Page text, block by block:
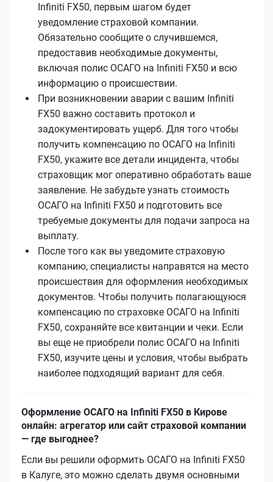
Infiniti FX50, первым шагом будет
уведомление страховой компании.
Обязательно сообщите о случившемся,
предоставив необходимые документы,
включая полис ОСАГО на Infiniti FX50 и всю
информацию о происшествии.
При возникновении аварии с вашим Infiniti
FX50 важно составить протокол и
задокументировать ущерб. Для того чтобы
получить компенсацию по ОСАГО на Infiniti
FX50, укажите все детали инцидента, чтобы
страховщик мог оперативно обработать ваше
заявление. Не забудьте узнать стоимость
ОСАГО на Infiniti FX50 и подготовить все
требуемые документы для подачи запроса на
выплату.
После того как вы уведомите страховую
компанию, специалисты направятся на место
происшествия для оформления необходимых
документов. Чтобы получить полагающуюся
компенсацию по страховке ОСАГО на Infiniti
FX50, сохраняйте все квитанции и чеки. Если
вы еще не приобрели полис ОСАГО на Infiniti
FX50, изучите цены и условия, чтобы выбрать
наиболее подходящий вариант для себя.
Оформление ОСАГО на Infiniti FX50 в Кирове
онлайн: агрегатор или сайт страховой компании
— где выгоднее?
Если вы решили оформить ОСАГО на Infiniti FX50
в Калуге, это можно сделать двумя основными